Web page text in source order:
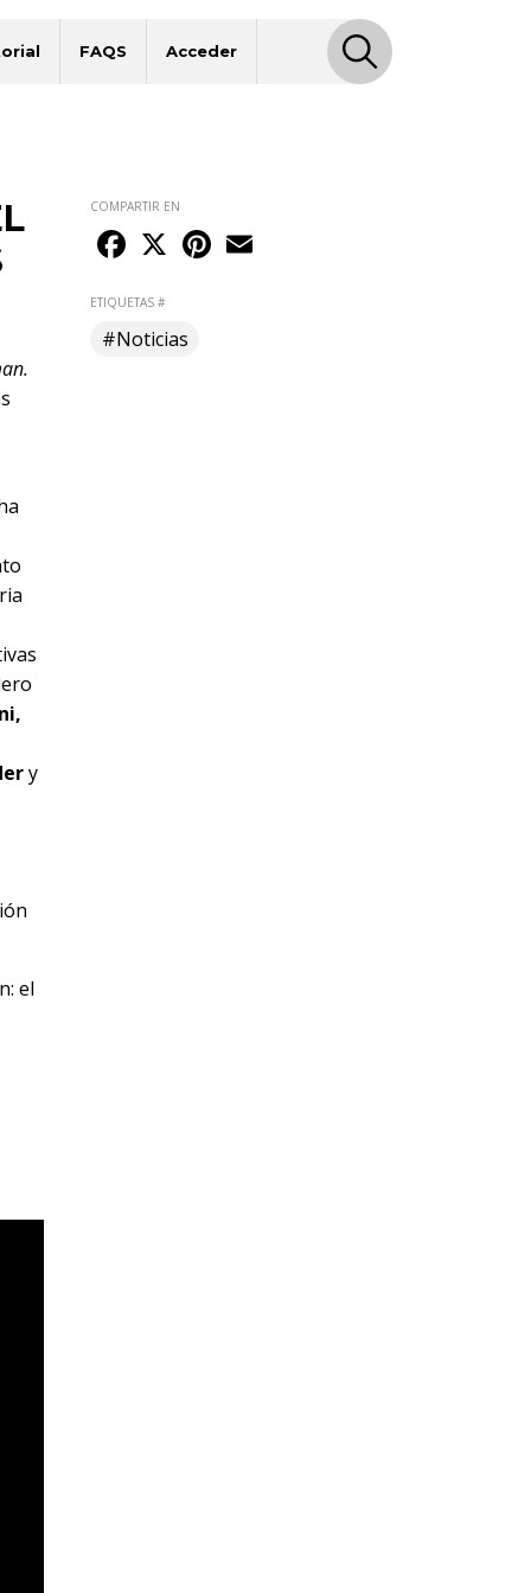
FAQS Acceder
y
el
COMPARTIR EN
Facebook
X Pinterest
ETIQUETAS #
#Noticias